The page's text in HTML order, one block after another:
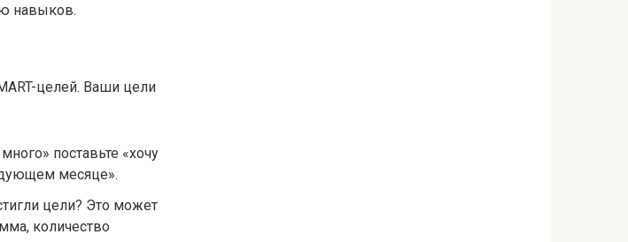
навыков.
целей. Ваши цели
поставьте «хочу
месяце».
цели? Это может
количество